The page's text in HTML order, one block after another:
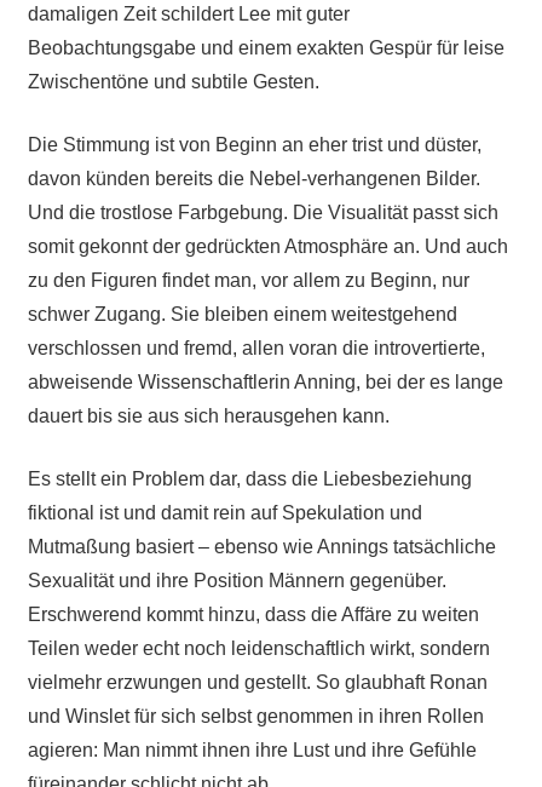
damaligen Zeit schildert Lee mit guter
Beobachtungsgabe und einem exakten Gespür für leise
Zwischentöne und subtile Gesten.
Die Stimmung ist von Beginn an eher trist und düster,
davon künden bereits die Nebel-verhangenen Bilder.
Und die trostlose Farbgebung. Die Visualität passt sich
somit gekonnt der gedrückten Atmosphäre an. Und auch
zu den Figuren findet man, vor allem zu Beginn, nur
schwer Zugang. Sie bleiben einem weitestgehend
verschlossen und fremd, allen voran die introvertierte,
abweisende Wissenschaftlerin Anning, bei der es lange
dauert bis sie aus sich herausgehen kann.
Es stellt ein Problem dar, dass die Liebesbeziehung
fiktional ist und damit rein auf Spekulation und
Mutmaßung basiert – ebenso wie Annings tatsächliche
Sexualität und ihre Position Männern gegenüber.
Erschwerend kommt hinzu, dass die Affäre zu weiten
Teilen weder echt noch leidenschaftlich wirkt, sondern
vielmehr erzwungen und gestellt. So glaubhaft Ronan
und Winslet für sich selbst genommen in ihren Rollen
agieren: Man nimmt ihnen ihre Lust und ihre Gefühle